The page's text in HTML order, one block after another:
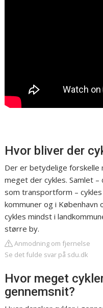
Hvor bliver der
Der er betydelige forskelle
meget der cykles. Samlet
som transportform –
kommuner og i
cykles mindst i
større by.
Anmodning om fjernelse
Se det fulde svar på sdu.dk
Hvor meget
gennemsnit?